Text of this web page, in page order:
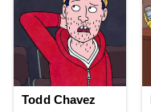
Todd Chavez